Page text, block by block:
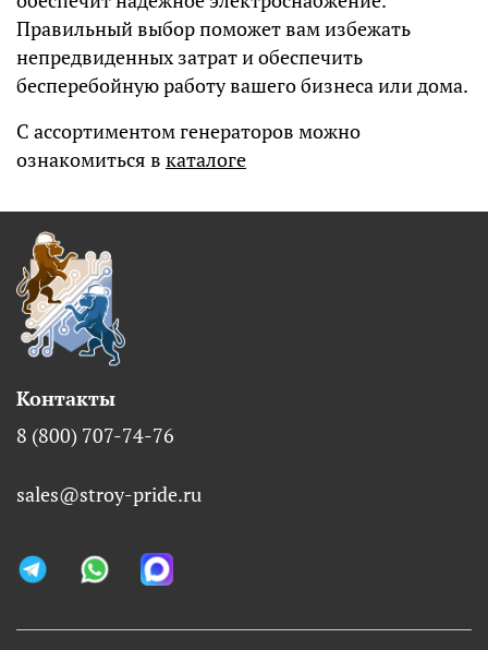
Правильный выбор поможет вам избежать
непредвиденных затрат и обеспечить
бесперебойную работу вашего бизнеса или дома.
С ассортиментом генераторов можно
ознакомиться в каталоге
Контакты
8 (800) 707-74-76
sales@stroy-pride.ru